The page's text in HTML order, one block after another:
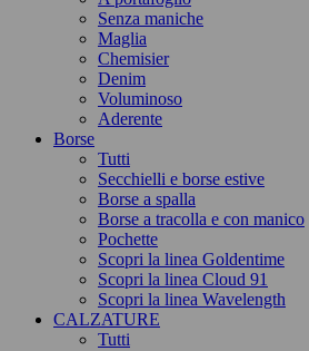
Senza maniche
Maglia
Chemisier
Denim
Voluminoso
Aderente
Borse
Tutti
Secchielli e borse estive
Borse a spalla
Borse a tracolla e con manico
Pochette
Scopri la linea Goldentime
Scopri la linea Cloud 91
Scopri la linea Wavelength
CALZATURE
Tutti